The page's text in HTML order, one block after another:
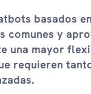
basados
y
una mayor
requieren